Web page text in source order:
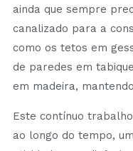
ainda que sempre
canalizado para a
como os tetos em
de paredes em
em madeira,
Este contínuo
ao longo do tempo,